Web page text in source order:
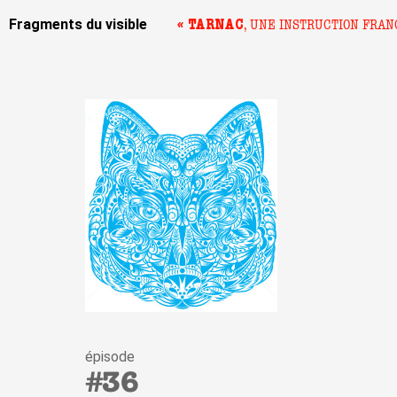
Fragments du visible « TARNAC, UNE INSTRUCTION
épisode
#36